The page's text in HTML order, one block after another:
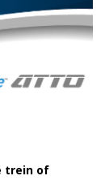
trein of